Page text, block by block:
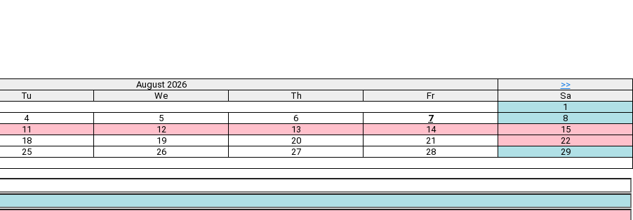
August 2026
>>
Tu We Th Fr
Sa
1
4 5 6 7
8
11 12 13 14
15
18 19 20 21
22
25 26 27 28
29